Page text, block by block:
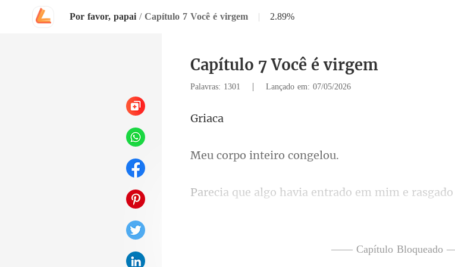
Por favor, papai / Capítulo 7 Você é virgem | 2.89%
Capítulo 7 Você é virgem
Palavras: 1301 | Lançado em: 07/05/2026
ia
inteiro
e
—— Capítulo Bloqueado